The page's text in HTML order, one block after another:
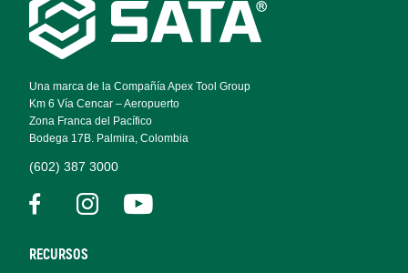
Footer
Navigation
Una marca de la Compañía Apex Tool Group
Km 6 Vía Cencar – Aeropuerto
Zona Franca del Pacífico
Bodega 17B. Palmira, Colombia
(602) 387 3000
RECURSOS